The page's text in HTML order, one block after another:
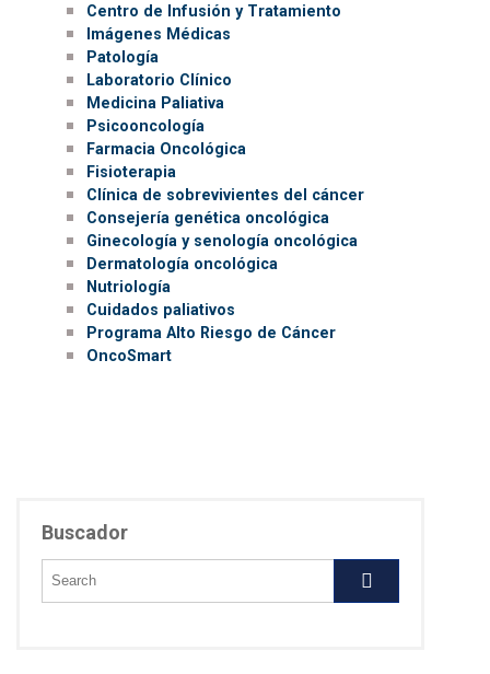
Centro de Infusión y Tratamiento
Imágenes Médicas
Patología
Laboratorio Clínico
Medicina Paliativa
Psicooncología
Farmacia Oncológica
Fisioterapia
Clínica de sobrevivientes del cáncer
Consejería genética oncológica
Ginecología y senología oncológica
Dermatología oncológica
Nutriología
Cuidados paliativos
Programa Alto Riesgo de Cáncer
OncoSmart
Buscador